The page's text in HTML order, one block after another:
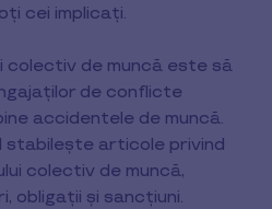
cei implicați.
de muncă este să
de conflicte
accidentele de muncă.
stabileşte articole privind
colectiv de muncă,
obligaţii şi sancţiuni.